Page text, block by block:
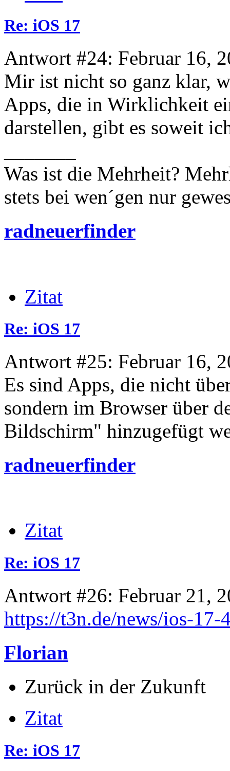
Re: iOS 17
Antwort #24: Februar 16,
Mir ist nicht so ganz klar,
Apps, die in Wirklichkeit
darstellen, gibt es soweit
Was ist die Mehrheit?
stets bei wen´gen nur
radneuerfinder
Zitat
Re: iOS 17
Antwort #25: Februar 16,
Es sind Apps, die nicht
sondern im Browser über
Bildschirm" hinzugefügt
radneuerfinder
Zitat
Re: iOS 17
Antwort #26: Februar 21,
https://t3n.de/news/ios-17-
Florian
Zurück in der Zukunft
Zitat
Re: iOS 17